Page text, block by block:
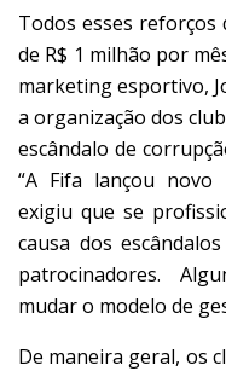
Todos esses
de R$ 1 milhão por
marketing esportivo,
a organização dos
escândalo de
“A Fifa lançou
exigiu que se
causa dos
patrocinadores.
mudar o modelo de
De maneira geral, os